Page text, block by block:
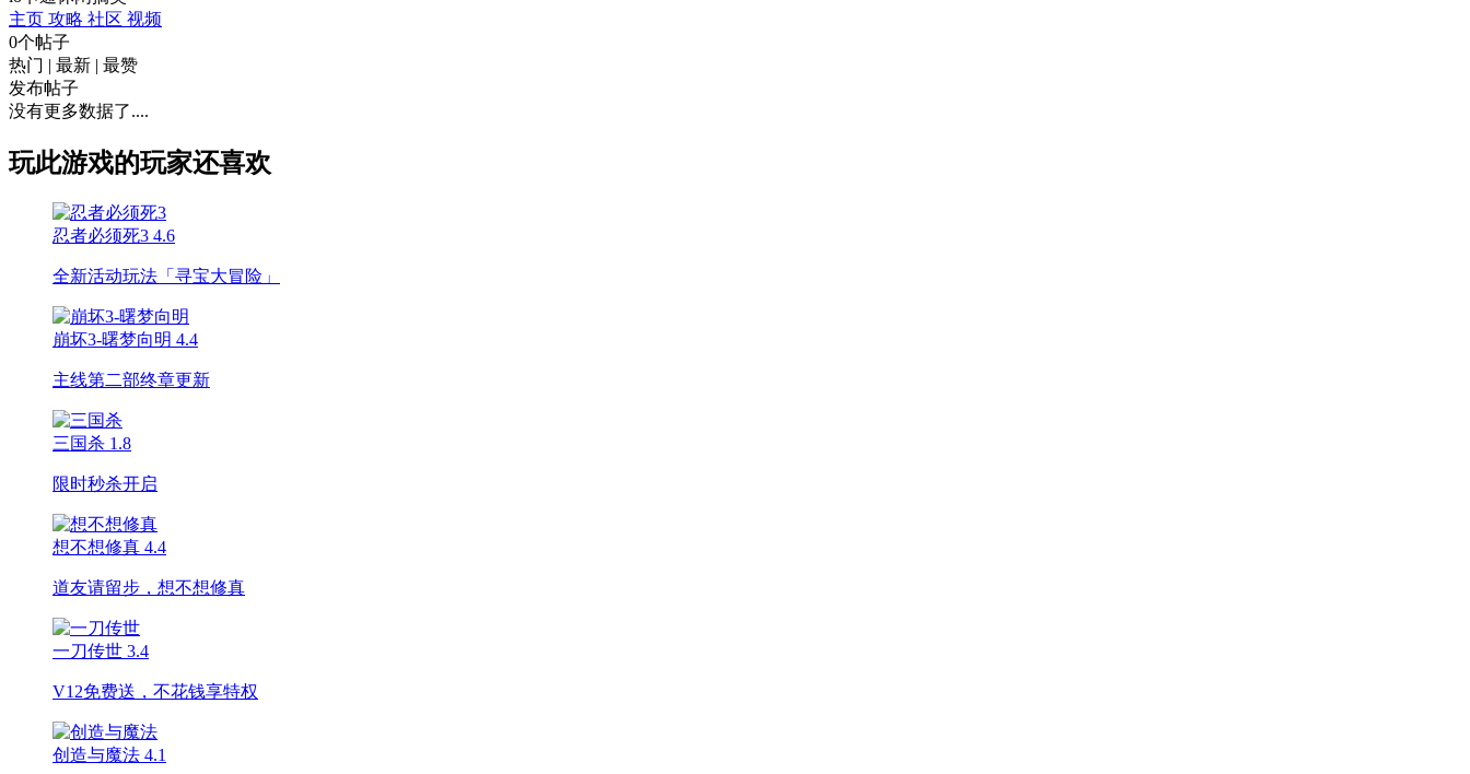
主页 攻略 社区 视频
0个帖子
热门 | 最新 | 最赞
发布帖子
没有更多数据了....
玩此游戏的玩家还喜欢
忍者必须死3 4.6
全新活动玩法「寻宝大冒险」
崩坏3-曙梦向明 4.4
主线第二部终章更新
三国杀 1.8
限时秒杀开启
想不想修真 4.4
道友请留步，想不想修真
一刀传世 3.4
V12免费送，不花钱享特权
创造与魔法 4.1